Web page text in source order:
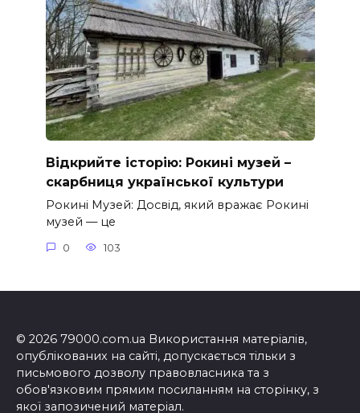
Відкрийте історію: Рокині музей –
скарбниця української культури
Рокині Музей: Досвід, який вражає Рокині
музей — це
0 103
© 2026 79000.com.ua Використання матеріалів,
опублікованих на сайті, допускається тільки з
письмового дозволу правовласника та з
обов'язковим прямим посиланням на сторінку, з
якої запозичений матеріал.